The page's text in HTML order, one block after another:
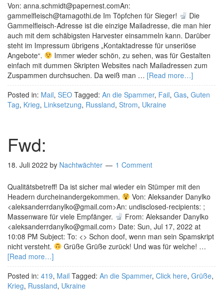
Von: anna.schmidt@papernest.comAn:
gammelfleisch@tamagothi.de Im Töpfchen für Sieger!
Die
Gammelfleisch-Adresse ist die einzige Mailadresse, die man hier
auch mit dem schäbigsten Harvester einsammeln kann. Darüber
steht im Impressum übrigens „Kontaktadresse für unseriöse
Angebote“.
Immer wieder schön, zu sehen, was für Gestalten
einfach mit dummen Skripten Websites nach Mailadressen zum
Zuspammen durchsuchen. Da weiß man … [Read more…]
Posted in: Mail, SEO Tagged: An die Spammer, Fail, Gas, Guten
Tag, Krieg, Linksetzung, Russland, Strom, Ukraine
Fwd:
18. Juli 2022 by Nachtwächter 1 Comment
Qualitätsbetreff! Da ist sicher mal wieder ein Stümper mit den
Headern durcheinandergekommen.
Von: Aleksander Danylko
<aleksanderrdanylko@gmail.com>An: undisclosed-recipients: ;
Massenware für viele Empfänger.
From: Aleksander Danylko
<aleksanderrdanylko@gmail.com> Date: Sun, Jul 17, 2022 at
10:08 PM Subject: To: <> Schon doof, wenn man sein Spamskript
nicht versteht.
Grüße Grüße zurück! Und was für welche! …
[Read more…]
Posted in: 419, Mail Tagged: An die Spammer, Click here, Grüße,
Krieg, Russland, Ukraine